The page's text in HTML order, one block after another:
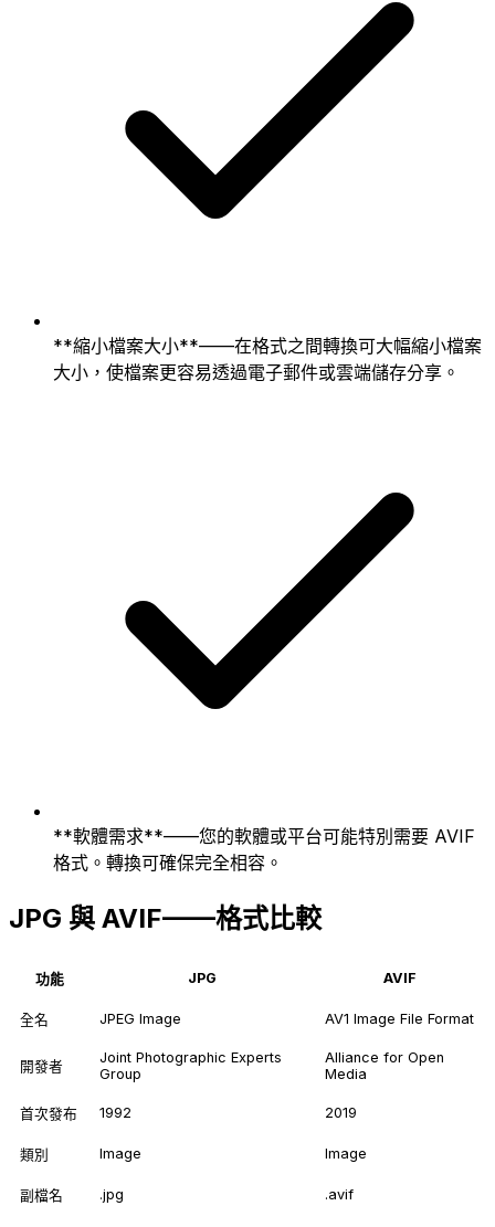
**縮小檔案大小**——在格式之間轉換可大幅縮小檔案
大小，使檔案更容易透過電子郵件或雲端儲存分享。
**軟體需求**——您的軟體或平台可能特別需要 AVIF
格式。轉換可確保完全相容。
JPG 與 AVIF——格式比較
功能 JPG AVIF
全名 JPEG Image AV1 Image File Format
開發者
Joint Photographic Experts
Group
Alliance for Open
Media
首次發布 1992 2019
類別 Image Image
副檔名 .jpg .avif